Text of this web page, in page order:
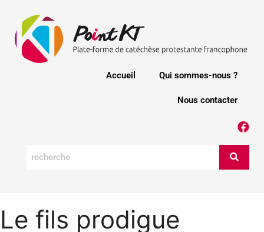
Accueil Qui sommes-nous ?
Nous contacter
Le fils prodigue